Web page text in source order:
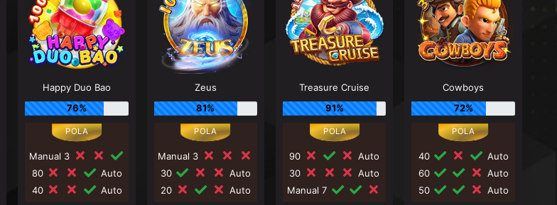
Happy Duo Bao
76%
Manual 3
80
Auto
40
Auto
Zeus
81%
Manual 3
30
Auto
20
Auto
Treasure Cruise
91%
90
Auto
30
Auto
Manual 7
Cowboys
72%
40
Auto
60
Auto
50
Auto